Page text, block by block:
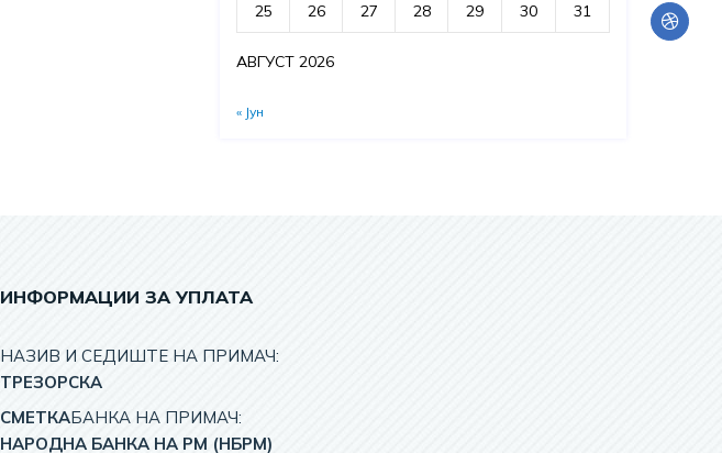
АВГУСТ 2026
25 26 27 28 29 30 31
« Јун
ИНФОРМАЦИИ ЗА УПЛАТА
НАЗИВ И СЕДИШТЕ НА ПРИМАЧ:
TРЕЗОРСКА
СМЕТКАБАНКА НА ПРИМАЧ:
НАРОДНА БАНКА НА РМ (НБРМ)